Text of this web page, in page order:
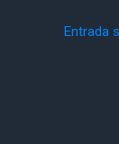
Entrada